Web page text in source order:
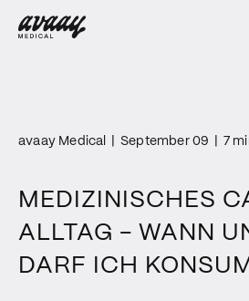
avaay Medical September 09 7
MEDIZINISCHES
ALLTAG - WANN
DARF ICH